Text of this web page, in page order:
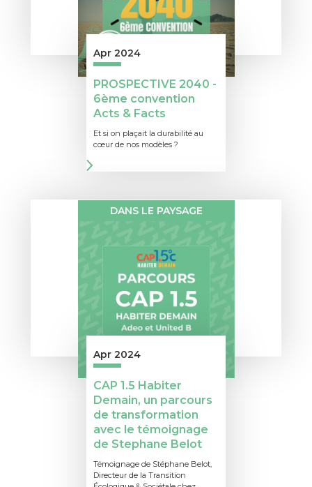
Apr 2024
PROSPECTIVE 2040 -
6ème convention
Acts & Facts
Et si on plaçait la durabilité au
cœur de nos modèles ?
DANS LE PAYSAGE
Apr 2024
CAP 1.5 Habiter
Demain, un parcours
de transformation
avec le témoignage
de Stephane Belot
Témoignage de Stéphane Belot,
Directeur de la Transition